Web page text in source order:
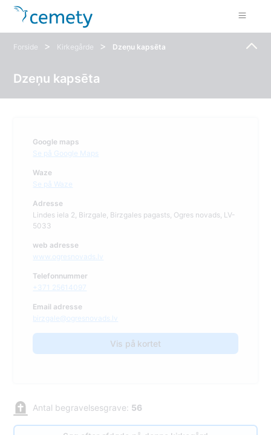
Forside > Kirkegårde > Dzeņu kapsēta
Dzeņu kapsēta
Google maps
Se på Google Maps
Waze
Se på Waze
Adresse
Lindes iela 2, Birzgale, Birzgales pagasts, Ogres novads, LV-
5033
web adresse
www.ogresnovads.lv
Telefonnummer
+371 25614097
Email adresse
birzgale@ogresnovads.lv
Vis på kortet
Antal begravelsesgrave: 56